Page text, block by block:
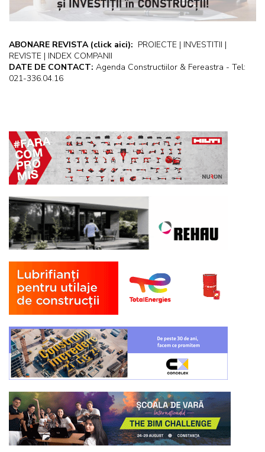
ABONARE REVISTA (click aici): PROIECTE | INVESTITII |
REVISTE | INDEX COMPANII
DATE DE CONTACT: Agenda Constructiilor & Fereastra - Tel:
021-336.04.16